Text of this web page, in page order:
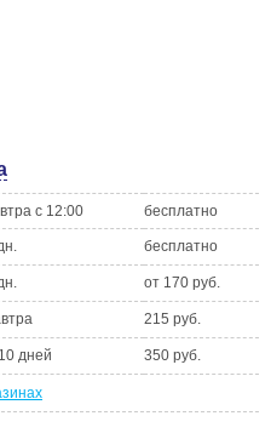
с 12:00 бесплатно
бесплатно
от 170 руб.
215 руб.
дней 350 руб.